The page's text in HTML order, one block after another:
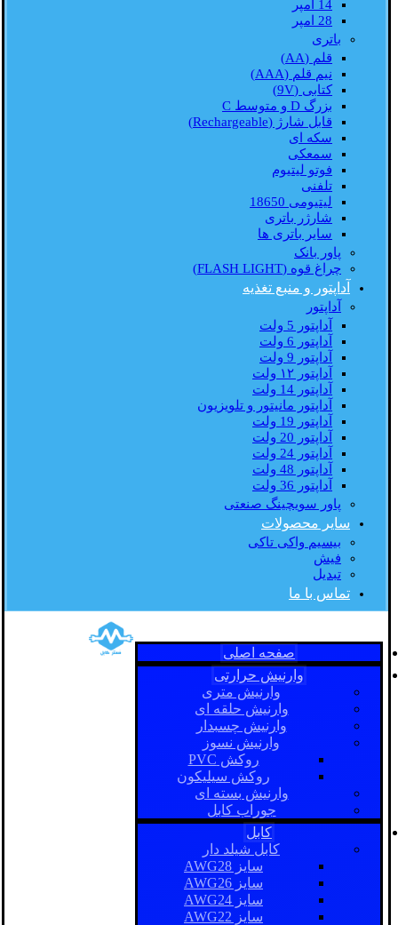
14 امپر
28 امپر
باتری
قلم (AA)
نیم قلم (AAA)
کتابی (9V)
بزرگ D و متوسط C
قابل شارژ (Rechargeable)
سکه ای
سمعکی
فوتو لیتیوم
تلفنی
لیتیومی 18650
شارژر باتری
سایر باتری ها
پاور بانک
چراغ قوه (FLASH LIGHT)
آداپتور و منبع تغذیه
آداپتور
آداپتور 5 ولت
آداپتور 6 ولت
آداپتور 9 ولت
آداپتور ۱۲ ولت
آداپتور 14 ولت
آداپتور مانیتور و تلویزیون
آداپتور 19 ولت
آداپتور 20 ولت
آداپتور 24 ولت
آداپتور 48 ولت
آداپتور 36 ولت
پاور سویچینگ صنعتی
سایر محصولات
بیسیم واکی تاکی
فیش
تبدیل
تماس با ما
صفحه اصلی
وارنیش حرارتی
وارنیش متری
وارنیش حلقه ای
وارنیش چسبدار
وارنیش نسوز
روکش PVC
روکش سیلیکون
وارنیش بسته ای
جوراب کابل
کابل
کابل شیلد دار
سایز AWG28
سایز AWG26
سایز AWG24
سایز AWG22